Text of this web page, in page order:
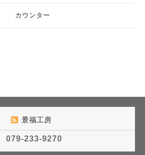
カウンター
景福工房
079-233-9270